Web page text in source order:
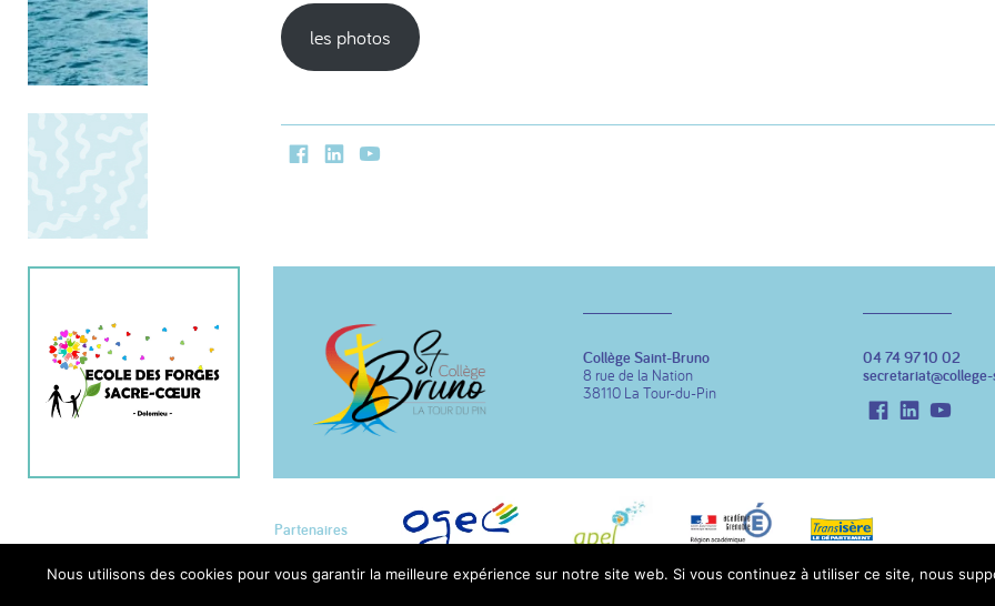
les photos
FacebookLinkedInYoutube
Collège Saint-Bruno
8 rue de la Nation
38110 La Tour-du-Pin
04 74 97 10 02
FacebookLinkedIn
Partenaires
Nous utilisons des cookies pour vous garantir la meilleure expérience sur notre site web. Si vous continuez à utiliser ce site, nous